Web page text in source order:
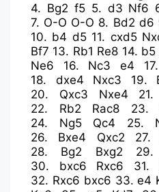
4. Bg2 f5 5. d3 Nf6
7. O-O O-O 8. Bd2 d6
10. b4 d5 11. cxd5
Bf7 13. Rb1 Re8 14. b5
Ne6
16. Nc3 e4
18. dxe4 Nxc3 19.
20. Qxc3 Nxe4 21.
22. Rb2 Rac8 23.
24. Ng5 Qc4 25.
26. Bxe4 Qxc2 27.
28. Bg2 Bxg2
30. bxc6 Rxc6 31.
32. Rxc6 bxc6 33.e4